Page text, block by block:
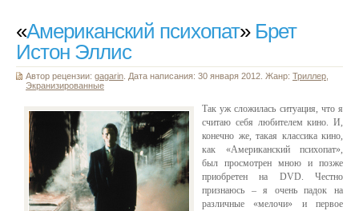
«Американский психопат» Брет
Истон Эллис
Автор рецензии: gagarin . Дата написания: 30 января 2012. Жанр: Триллер
Экранизированные
Так уж сложилась ситуация, что я
считаю себя любителем кино. И,
конечно же, такая классика кино,
как «Американский психопат»,
был просмотрен мною и позже
приобретен на DVD. Честно
признаюсь – я очень падок на
различные «мелочи» и первое